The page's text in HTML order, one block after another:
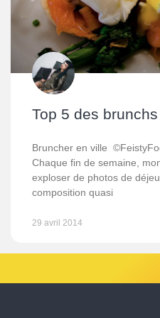
Top 5 des
Bruncher en ville
Chaque fin de semaine,
exploser de photos de
composition quasi
29 avril 2014